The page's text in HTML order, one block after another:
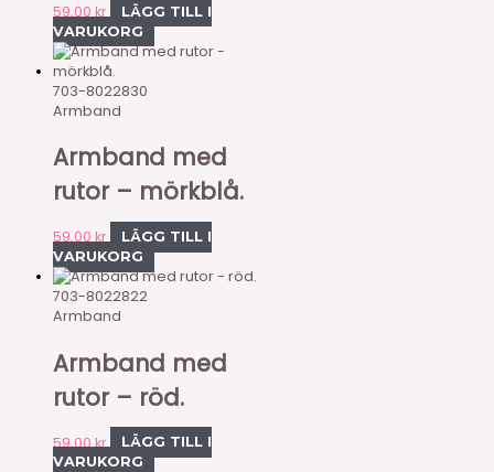
59,00 kr
LÄGG TILL I
VARUKORG
703-8022830
Armband
Armband med
rutor – mörkblå.
59,00 kr
LÄGG TILL I
VARUKORG
703-8022822
Armband
Armband med
rutor – röd.
59,00kr
LÄGG TILL I
VARUKORG